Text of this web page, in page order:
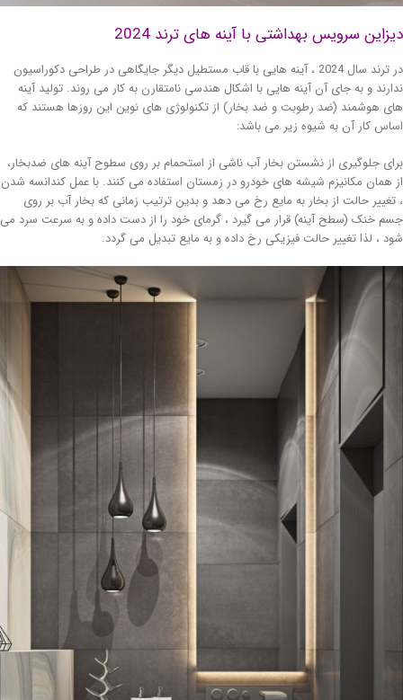
سرویس بهداشتی با آینه های ترند 2024
در ترند سال 2024 ، آینه هایی با قاب مستطیل دیگر جایگاهی در طراحی دکوراسیون
و به جای آن آینه هایی با اشکال هندسی نامتقارن به کار می روند. تولید آینه
هوشمند (ضد رطوبت و ضد بخار) از تکنولوژی های نوین این روزها هستند که
کار آن به شیوه زیر می باشد:
جلوگیری از نشستن بخار آب ناشی از استحمام بر روی سطوح آینه های ضدبخار،
همان مکانیزم شیشه های خودرو در زمستان استفاده می کنند. با عمل کندانسه شدن
حالت از بخار به مایع رخ می دهد و بدین ترتیب زمانی که بخار آب بر روی
خنک (سطح آینه) قرار می گیرد ، گرمای خود را از دست داده و به سرعت سرد می
، لذا تغییر حالت فیزیکی رخ داده و به مایع تبدیل می گردد.